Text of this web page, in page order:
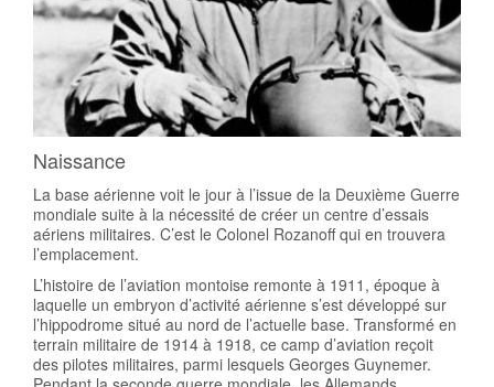
Naissance
La base aérienne voit le jour à l’issue de la Deuxième Guerre
mondiale suite à la nécessité de créer un centre d’essais
aériens militaires. C’est le Colonel Rozanoff qui en trouvera
l’emplacement.
L’histoire de l’aviation montoise remonte à 1911, époque à
laquelle un embryon d’activité aérienne s’est développé sur
l’hippodrome situé au nord de l’actuelle base. Transformé en
terrain militaire de 1914 à 1918, ce camp d’aviation reçoit
des pilotes militaires, parmi lesquels Georges Guynemer.